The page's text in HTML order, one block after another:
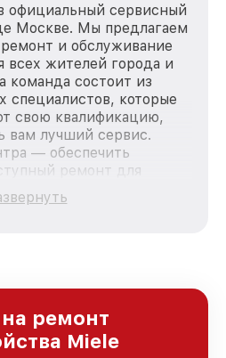
официальный сервисный
Москве. Мы предлагаем
и обслуживание
всех жителей города и
команда состоит из
специалистов, которые
свою квалификацию,
вам лучший сервис.
— обеспечить
ремонт для
продукции Miele, вне
поломки. Мы
клиентов.
ремонт
Miele